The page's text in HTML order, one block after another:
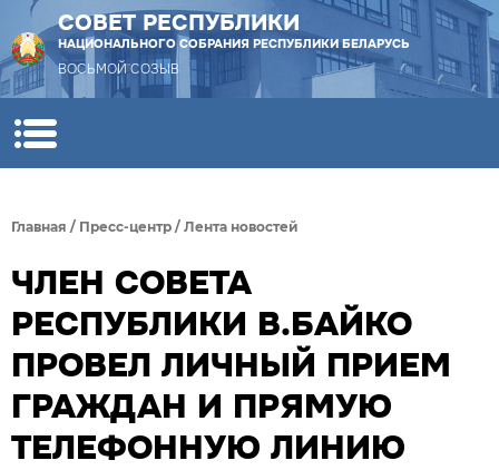
СОВЕТ РЕСПУБЛИКИ
НАЦИОНАЛЬНОГО СОБРАНИЯ РЕСПУБЛИКИ БЕЛАРУСЬ
ВОСЬМОЙ СОЗЫВ
Главная / Пресс-центр / Лента новостей
ЧЛЕН СОВЕТА
РЕСПУБЛИКИ В.БАЙКО
ПРОВЕЛ ЛИЧНЫЙ ПРИЕМ
ГРАЖДАН И ПРЯМУЮ
ТЕЛЕФОННУЮ ЛИНИЮ